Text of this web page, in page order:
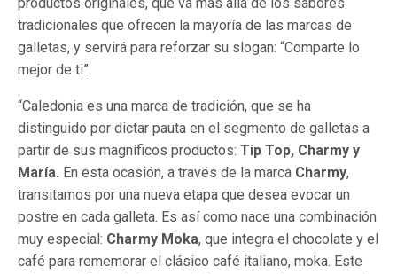
tradicionales que ofrecen la mayoría de las marcas de
galletas, y servirá para reforzar su slogan: “Comparte lo
mejor de ti”.
“Caledonia es una marca de tradición, que se ha
distinguido por dictar pauta en el segmento de galletas a
partir de sus magníficos productos: Tip Top, Charmy y
María. En esta ocasión, a través de la marca Charmy,
transitamos por una nueva etapa que desea evocar un
postre en cada galleta. Es así como nace una combinación
muy especial: Charmy Moka, que integra el chocolate y el
café para rememorar el clásico café italiano, moka. Este